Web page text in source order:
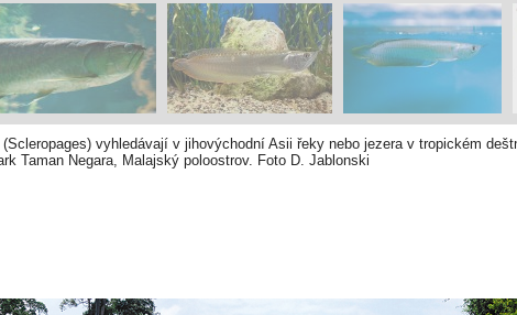
vyhledávají v jihovýchodní Asii řeky nebo jezera v tropickém
Taman Negara, Malajský poloostrov. Foto D. Jablonski